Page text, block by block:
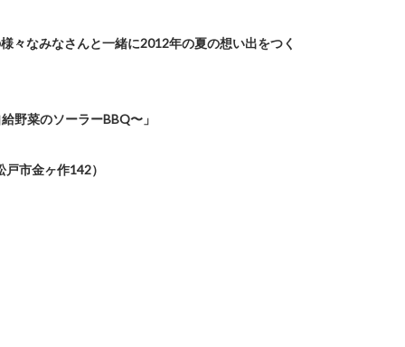
々なみなさんと一緒に2012年の夏の想い出をつく
野菜のソーラーBBQ〜」
市金ヶ作142）